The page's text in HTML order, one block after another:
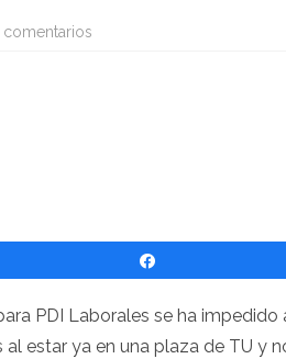
comentarios
PDI Laborales se ha impedido
estar ya en una plaza de TU y